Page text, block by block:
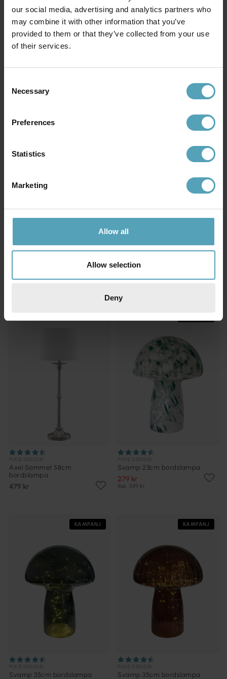
our social media, advertising and analytics partners who
may combine it with other information that you’ve
provided to them or that they’ve collected from your use
of their services.
Selection
Necessary
Preferences
Statistics
Marketing
Allow all
Allow selection
Deny
Äpple 22cm bordslampa Katt 22cm bordslampa
Bergsten 22cm bordslampa
179 kr
KAMPANJ
Svamp 23cm bordslampa
249 kr
Axel Sammet 58cm
bordslampa
479 kr
Svamp 23cm bordslampa
279 kr
Rek. 349 kr
KAMPANJ
Svamp 35cm bordslampa
KAMPANJ
Svamp 35cm bordslampa